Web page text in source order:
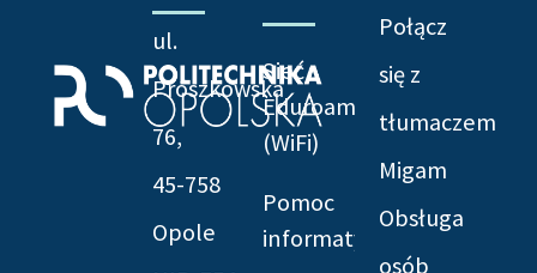
ul.
Prószkowska
76,
45-758
Opole
Sieć
Eduroam
(WiFi)
Pomoc
informatyczna
Połącz
się z
tłumaczem
Migam
Obsługa
osób